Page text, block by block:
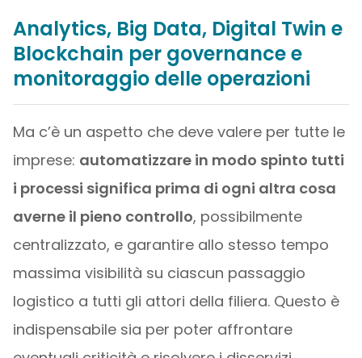
Analytics, Big Data, Digital Twin e
Blockchain per governance e
monitoraggio delle operazioni
Ma c’è un aspetto che deve valere per tutte le
imprese: automatizzare in modo spinto tutti
i processi significa prima di ogni altra cosa
averne il pieno controllo, possibilmente
centralizzato, e garantire allo stesso tempo
massima visibilità su ciascun passaggio
logistico a tutti gli attori della filiera. Questo è
indispensabile sia per poter affrontare